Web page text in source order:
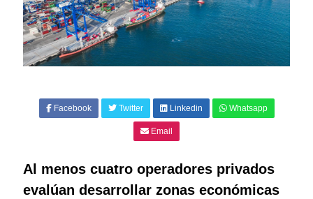
Facebook Twitter Linkedin Whatsapp
Email
Al menos cuatro operadores privados
evalúan desarrollar zonas económicas